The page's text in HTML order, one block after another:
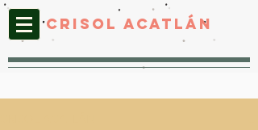
CRISOL ACATLáN